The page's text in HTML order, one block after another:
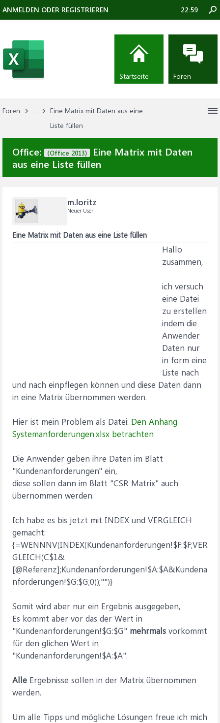
Foren ...
Eine Matrix mit Daten aus eine
Liste füllen
Office: (Office 2013)
Eine Matrix mit Daten
aus eine Liste füllen
m.loritz
Neuer User
Eine Matrix mit Daten aus eine Liste füllen
Hallo
zusammen,
ich versuch
eine Datei
zu erstellen
indem die
Anwender
Daten nur
in form eine
Liste nach
und nach einpflegen können und diese Daten dann
in eine Matrix übernommen werden.
Hier ist mein Problem als Datei: Den Anhang
Systemanforderungen.xlsx betrachten
Die Anwender geben ihre Daten im Blatt
"Kundenanforderungen" ein,
diese sollen dann im Blatt "CSR Matrix" auch
übernommen werden.
Ich habe es bis jetzt mit INDEX und VERGLEICH
gemacht:
{=WENNNV(INDEX(Kundenanforderungen!$F:$F;VER
GLEICH(C$1&
[@Referenz];Kundenanforderungen!$A:$A&Kundena
nforderungen!$G:$G;0));"")}
Somit wird aber nur ein Ergebnis ausgegeben,
Es kommt aber vor das der Wert in
"Kundenanforderungen!$G:$G" mehrmals vorkommt
für den glichen Wert in
"Kundenanforderungen!$A:$A".
Alle Ergebnisse sollen in der Matrix übernommen
werden.
Um alle Tipps und mögliche Lösungen freue ich mich
ANMELDEN ODER REGISTRIEREN 22:59
Startseite Foren